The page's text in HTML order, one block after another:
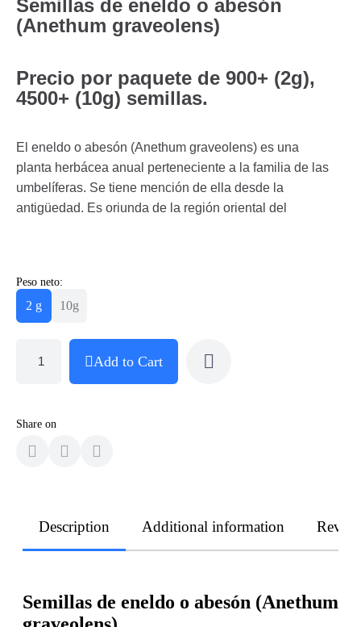
Semillas de eneldo o abesón
(Anethum graveolens)
Precio por paquete de 900+ (2g),
4500+ (10g) semillas.
El eneldo o abesón (Anethum graveolens) es una
planta herbácea anual perteneciente a la familia de las
umbelíferas. Se tiene mención de ella desde la
antigüedad. Es oriunda de la región oriental del
Peso neto:
2 g 10g
Add to Cart
Share on
Description Additional information
Semillas de eneldo o abesón (Anethum